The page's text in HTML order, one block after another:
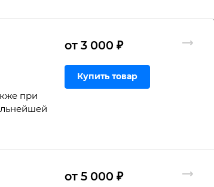
при
от 3 000 ₽
Купить товар
от 5 000 ₽